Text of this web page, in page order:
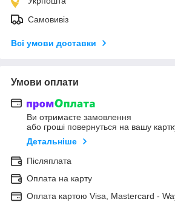
Самовивіз
Всі умови доставки
Умови оплати
Ви отримаєте замовлення
або гроші повернуться на вашу
Детальніше
Післяплата
Оплата на карту
Оплата картою Visa, Mastercard -